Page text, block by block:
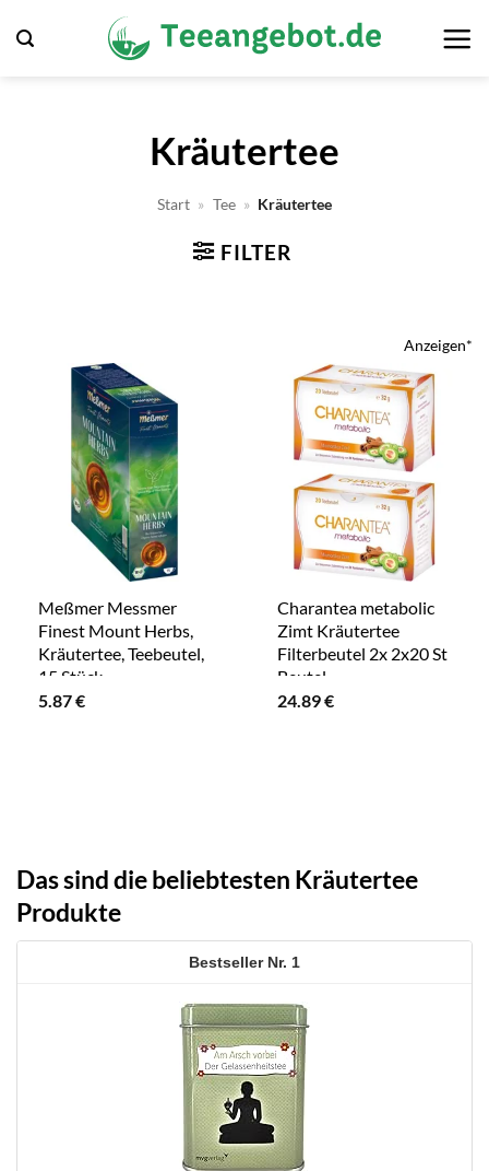
Inhalt
Kräutertee
Start » Tee » Kräutertee
FILTER
Anzeigen*
Meßmer Messmer
Finest Mount Herbs,
Kräutertee, Teebeutel,
15 Stück
5.87€
Charantea metabolic
Zimt Kräutertee
Filterbeutel 2x 2x20 St
Beutel
24.89€
Das sind die beliebtesten Kräutertee
Produkte
1